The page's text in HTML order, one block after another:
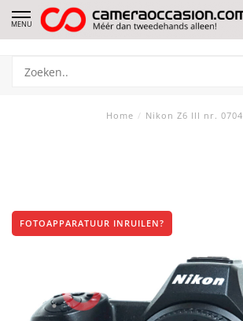
MENU
Home / Nikon Z6 III nr. 0704
FOTOAPPARATUUR INRUILEN?